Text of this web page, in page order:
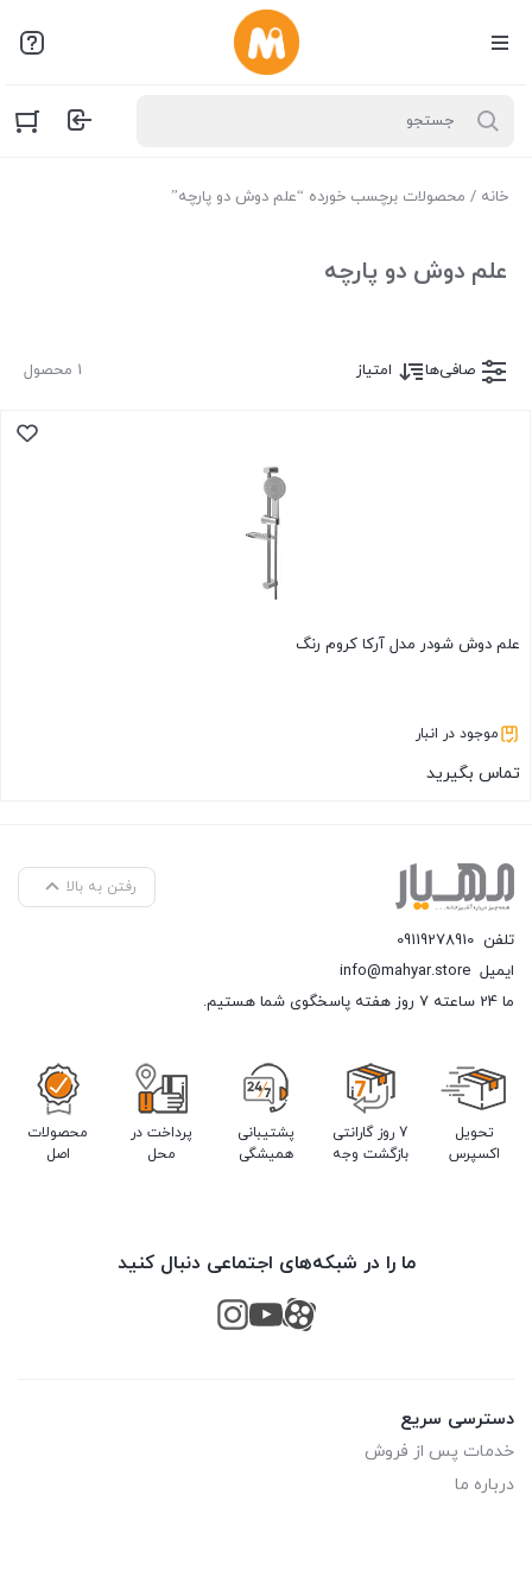
خانه / محصولات برچسب خورده “علم دوش دو پارچه”
علم دوش دو پارچه
1 محصول صافی‌ها امتیاز
علم دوش شودر مدل آرکا کروم رنگ
موجود در انبار
تماس بگیرید
رفتن به بالا
تلفن 09119278910
ایمیل info@mahyar.store
ما 24 ساعته 7 روز هفته پاسخگوی شما هستیم.
تحویل
اکسپرس
7 روز گارانتی
بازگشت وجه
پشتیبانی
همیشگی
پرداخت در
محل
محصولات
اصل
ما را در شبکه‌های اجتماعی دنبال کنید
دسترسی سریع
خدمات پس از فروش
درباره ما